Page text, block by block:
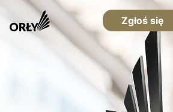
Zgłoś się